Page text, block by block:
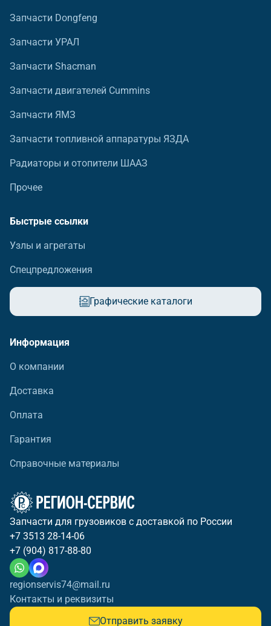
Запчасти Dongfeng
Запчасти УРАЛ
Запчасти Shacman
Запчасти двигателей Cummins
Запчасти ЯМЗ
Запчасти топливной аппаратуры ЯЗДА
Радиаторы и отопители ШААЗ
Прочее
Быстрые ссылки
Узлы и агрегаты
Спецпредложения
Графические каталоги
Информация
О компании
Доставка
Оплата
Гарантия
Справочные материалы
Запчасти для грузовиков с доставкой по России
+7 3513 28-14-06
+7 (904) 817-88-80
regionservis74@mail.ru
Контакты и реквизиты
Отправить заявку